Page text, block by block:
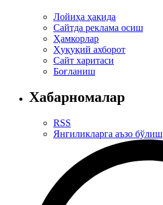
Лойиҳа ҳақида
Сайтда реклама осиш
Ҳамкорлар
Ҳуқуқий ахборот
Сайт харитаси
Боғланиш
Хабарномалар
RSS
Янгиликларга аъзо бўлиш